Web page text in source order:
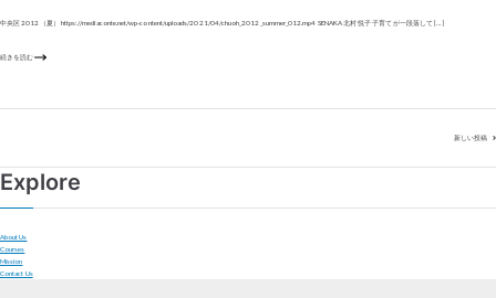
中央区 2012（夏） https://mediaconte.net/wp-content/uploads/2021/04/chuoh_2012_summer_012.mp4 SENAKA 北村 悦子 子育てが一段落して […]
続きを読む
新しい投稿
Explore
About Us
Courses
Mission
Contact Us